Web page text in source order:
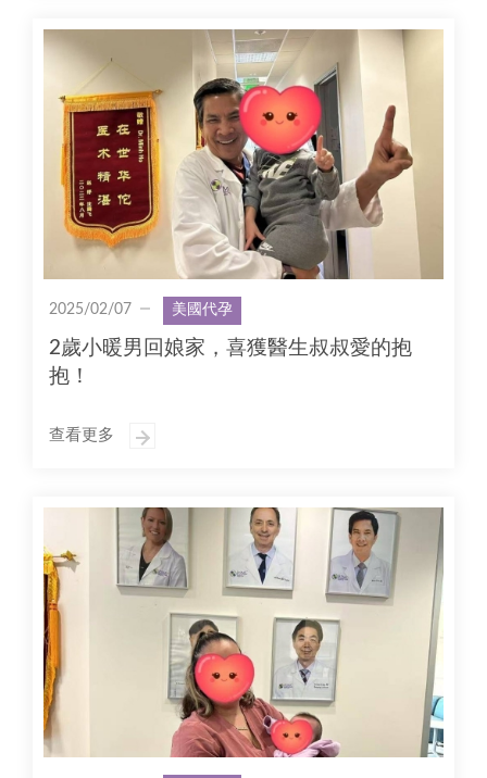
2025/02/07 美國代孕
2歲小暖男回娘家，喜獲醫生叔叔愛的抱
抱！
查看更多